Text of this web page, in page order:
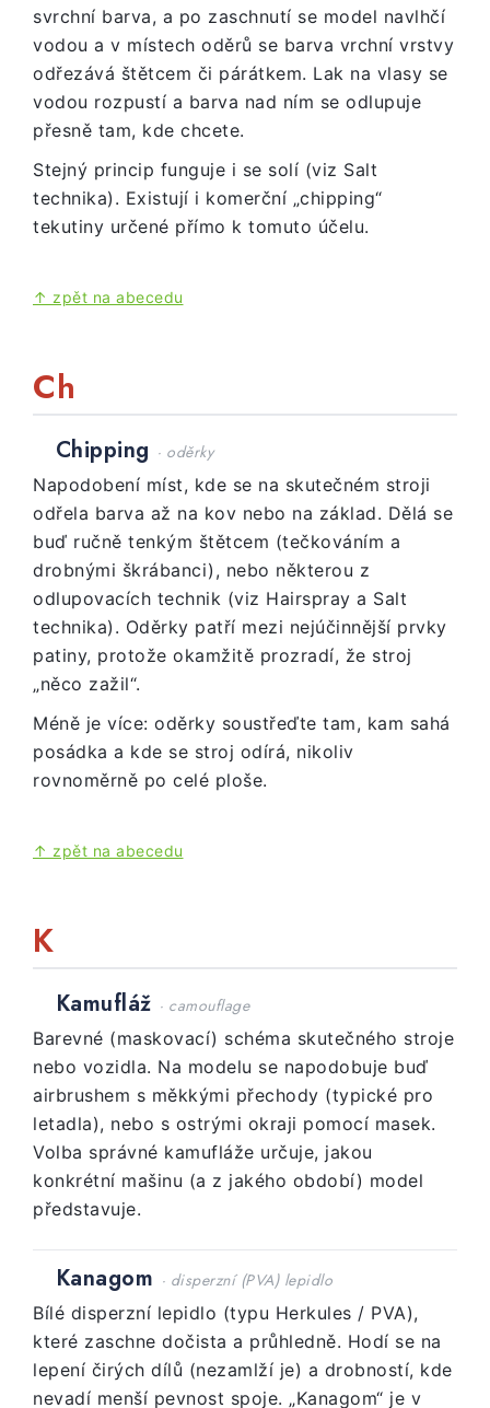
svrchní barva, a po zaschnutí se model navlhčí
vodou a v místech oděrů se barva vrchní vrstvy
odřezává štětcem či párátkem. Lak na vlasy se
vodou rozpustí a barva nad ním se odlupuje
přesně tam, kde chcete.
Stejný princip funguje i se solí (viz Salt
technika). Existují i komerční „chipping“
tekutiny určené přímo k tomuto účelu.
↑ zpět na abecedu
Ch
Chipping · oděrky
Napodobení míst, kde se na skutečném stroji
odřela barva až na kov nebo na základ. Dělá se
buď ručně tenkým štětcem (tečkováním a
drobnými škrábanci), nebo některou z
odlupovacích technik (viz Hairspray a Salt
technika). Oděrky patří mezi nejúčinnější prvky
patiny, protože okamžitě prozradí, že stroj
„něco zažil“.
Méně je více: oděrky soustřeďte tam, kam sahá
posádka a kde se stroj odírá, nikoliv
rovnoměrně po celé ploše.
↑ zpět na abecedu
K
Kamufláž · camouflage
Barevné (maskovací) schéma skutečného stroje
nebo vozidla. Na modelu se napodobuje buď
airbrushem s měkkými přechody (typické pro
letadla), nebo s ostrými okraji pomocí masek.
Volba správné kamufláže určuje, jakou
konkrétní mašinu (a z jakého období) model
představuje.
Kanagom · disperzní (PVA) lepidlo
Bílé disperzní lepidlo (typu Herkules / PVA),
které zaschne dočista a průhledně. Hodí se na
lepení čirých dílů (nezamlží je) a drobností, kde
nevadí menší pevnost spoje. „Kanagom“ je v